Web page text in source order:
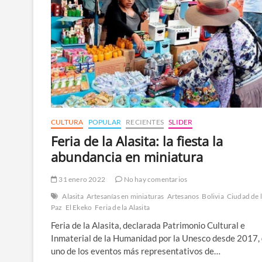
CULTURA POPULAR RECIENTES SLIDER
Feria de la Alasita: la fiesta la
abundancia en miniatura
31 enero 2022
No hay comentarios
Alasita Artesanías en miniaturas Artesanos Bolivia Ciudad de
Paz El Ekeko Feria de la Alasita
Feria de la Alasita, declarada Patrimonio Cultural e
Inmaterial de la Humanidad por la Unesco desde 2017,
uno de los eventos más representativos de…